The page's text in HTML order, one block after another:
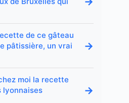
de ce gâteau
pâtissière, un vrai
→
moi la recette
lyonnaises
→